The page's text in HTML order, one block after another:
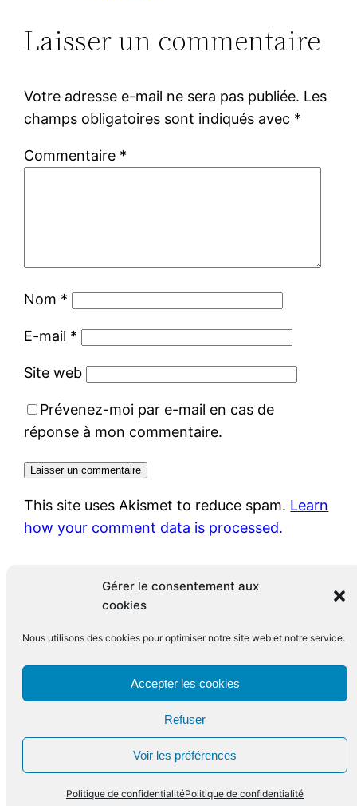
Gérer le consentement aux
cookies
Nous utilisons des cookies pour optimiser notre site web et notre service.
Accepter les cookies
Refuser
Voir les préférences
Politique de confidentialitéPolitique de confidentialité
Laisser un commentaire
Votre adresse e-mail ne sera pas publiée. Les
champs obligatoires sont indiqués avec *
Commentaire *
Nom *
E-mail *
Site web
Prévenez-moi par e-mail en cas de
réponse à mon commentaire.
This site uses Akismet to reduce spam. Learn
how your comment data is processed.
Le blog de François Leclerc